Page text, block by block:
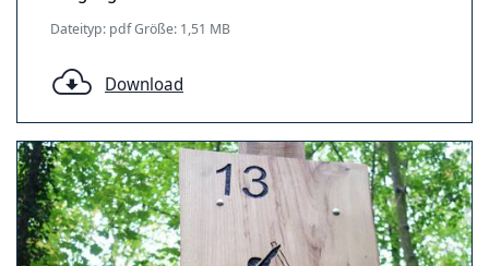
Dateityp: pdf Größe: 1,51 MB
Download